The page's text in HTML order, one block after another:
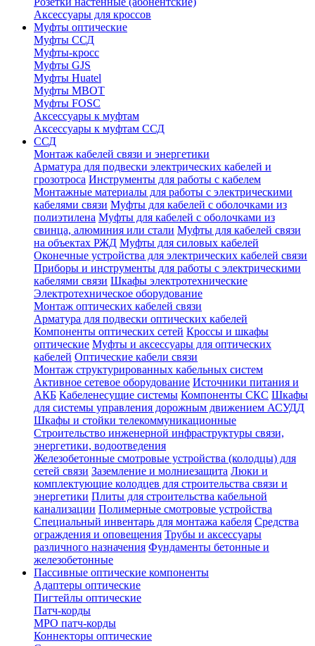
Аксессуары для кроссов
Муфты оптические
Муфты ССД
Муфты-кросс
Муфты GJS
Муфты Huatel
Муфты МВОТ
Муфты FOSC
Аксессуары к муфтам
Аксессуары к муфтам ССД
ССД
Монтаж кабелей связи и энергетики
Арматура для подвески электрических кабелей и
грозотроса Инструменты для работы с кабелем
Монтажные материалы для работы с электрическими
кабелями связи Муфты для кабелей с оболочками из
полиэтилена Муфты для кабелей с оболочками из
свинца, алюминия или стали Муфты для кабелей связи
на объектах РЖД Муфты для силовых кабелей
Оконечные устройства для электрических кабелей связи
Приборы и инструменты для работы с электрическими
кабелями связи Шкафы электротехнические
Электротехническое оборудование
Монтаж оптических кабелей связи
Арматура для подвески оптических кабелей
Компоненты оптических сетей Кроссы и шкафы
оптические Муфты и аксессуары для оптических
кабелей Оптические кабели связи
Монтаж структурированных кабельных систем
Активное сетевое оборудование Источники питания и
АКБ Кабеленесущие системы Компоненты СКС Шкафы
для системы управления дорожным движением АСУДД
Шкафы и стойки телекоммуникационные
Строительство инженерной инфраструктуры связи,
энергетики, водоотведения
Железобетонные смотровые устройства (колодцы) для
сетей связи Заземление и молниезащита Люки и
комплектующие колодцев для строительства связи и
энергетики Плиты для строительства кабельной
канализации Полимерные смотровые устройства
Специальный инвентарь для монтажа кабеля Средства
ограждения и оповещения Трубы и аксессуары
различного назначения Фундаменты бетонные и
железобетонные
Пассивные оптические компоненты
Адаптеры оптические
Пигтейлы оптические
Патч-корды
MPO патч-корды
Коннекторы оптические